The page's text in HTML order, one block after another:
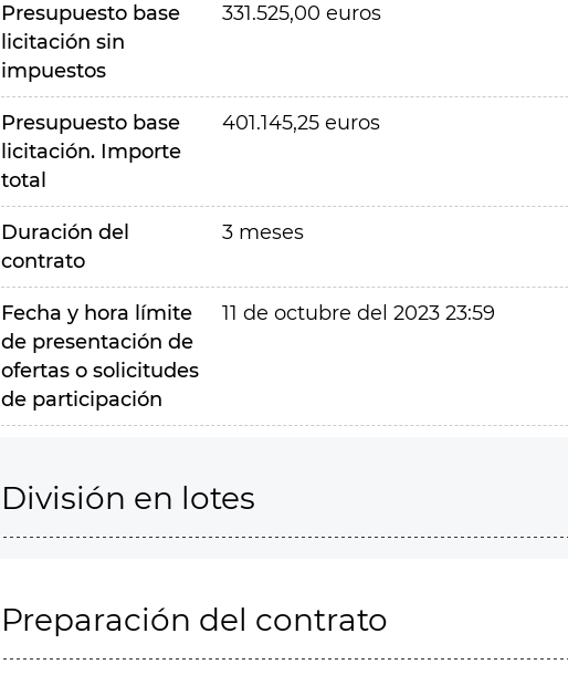
Presupuesto base
licitación sin
impuestos
331.525,00 euros
Presupuesto base
licitación. Importe
total
401.145,25 euros
Duración del
contrato
3 meses
Fecha y hora límite
de presentación de
ofertas o solicitudes
de participación
11 de octubre del 2023 23:59
División en lotes
Preparación del contrato